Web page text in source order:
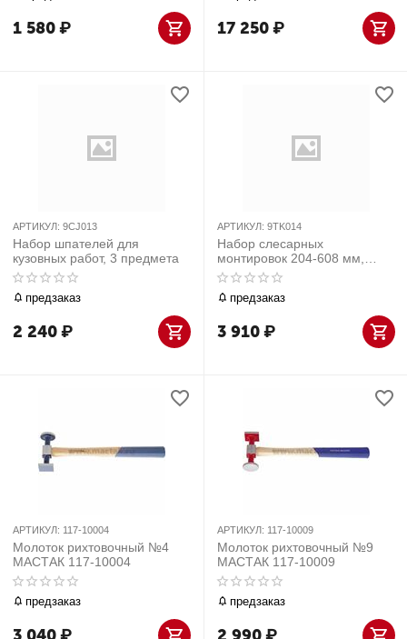
1 580₽ 17 250₽
АРТИКУЛ: 9CJ013
Набор шпателей для
кузовных работ, 3 предмета
предзаказ
2 240₽
АРТИКУЛ: 9TK014
Набор слесарных
монтировок 204-608 мм,
пластиковая рукоятка, 4
предмета
предзаказ
3 910₽
АРТИКУЛ: 117-10004
Молоток рихтовочный №4
МАСТАК 117-10004
предзаказ
АРТИКУЛ: 117-10009
Молоток рихтовочный №9
МАСТАК 117-10009
предзаказ